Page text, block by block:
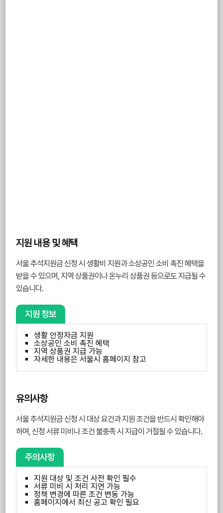
지원 내용 및 혜택
서울 추석지원금 신청 시 생활비 지원과 소상공인 소비 촉진 혜택을
받을 수 있으며, 지역 상품권이나 온누리 상품권 등으로도 지급될 수
있습니다.
지원 정보
생활 안정자금 지원
소상공인 소비 촉진 혜택
지역 상품권 지급 가능
자세한 내용은 서울시 홈페이지 참고
유의사항
서울 추석지원금 신청 시 대상 요건과 지원 조건을 반드시 확인해야
하며, 신청 서류 미비나 조건 불충족 시 지급이 거절될 수 있습니다.
주의사항
지원 대상 및 조건 사전 확인 필수
서류 미비 시 처리 지연 가능
정책 변경에 따른 조건 변동 가능
홈페이지에서 최신 공고 확인 필요